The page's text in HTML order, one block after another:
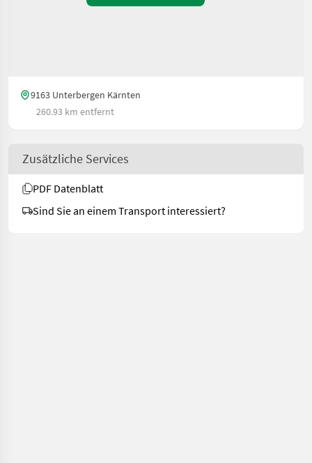
9163 Unterbergen Kärnten
260.93 km entfernt
Zusätzliche Services
PDF Datenblatt
Sind Sie an einem Transport interessiert?